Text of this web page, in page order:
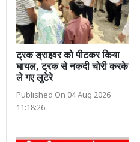
ट्रक ड्राइवर को पीटकर किया
घायल, ट्रक से नकदी चोरी करके
ले गए लुटेरे
Published On 04 Aug 2026
11:18:26